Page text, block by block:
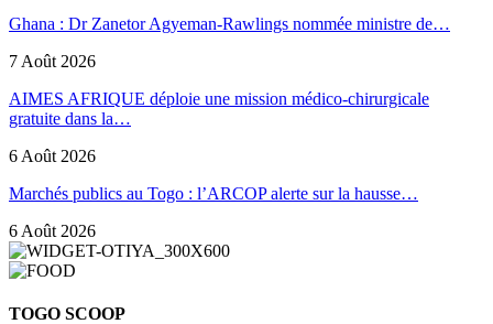
Ghana : Dr Zanetor Agyeman-Rawlings nommée ministre de…
7 Août 2026
AIMES AFRIQUE déploie une mission médico-chirurgicale
gratuite dans la…
6 Août 2026
Marchés publics au Togo : l’ARCOP alerte sur la hausse…
6 Août 2026
TOGO SCOOP